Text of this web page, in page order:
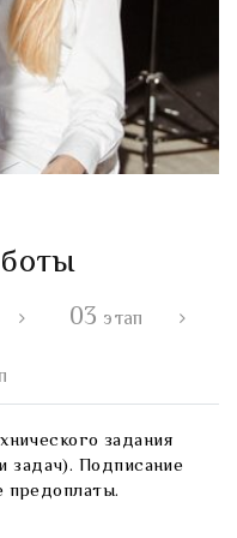
03 этап
задания
задач). Подписание
предоплаты.